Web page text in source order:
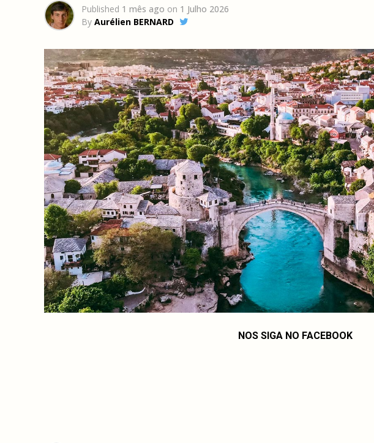
Published 1 mês ago on 1 Julho 2026
By Aurélien BERNARD
NOS SIGA NO FACEBOOK